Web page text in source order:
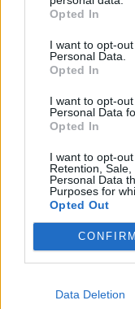
Opted In
I want to opt-
Personal Data.
Opted In
I want to opt-
Personal Data
Opted In
I want to opt-
Retention,
Personal Data
Purposes for
Opted Out
CONFIRM
Data Deletion
È giusto che la
Dzeko, sì o no?
26/01/2018
Diego Perotti
rischio forfait
21/01/2018
Roma
casa con